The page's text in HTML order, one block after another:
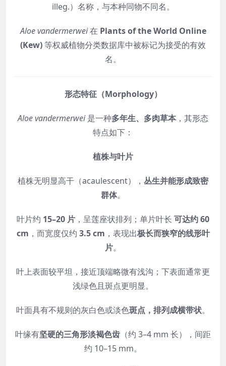
illeg.）名称，与本种同物不同名。
Aloe vandermerwei在 Plants of the World Online
(Kew) 等权威植物分类数据库中被标记为接受的有效
名。
形态特征（Morphology）
Aloe vandermerwei是一种多年生、多肉草本，其形态
特点如下：
植株与叶片
植株无明显高干（acaulescent）， 丛生并能形成致密
群体。
叶片约 15–20 片 ，呈莲座状排列；单片叶长 可达约 60
cm ，而宽度仅约 3.5 cm ，表现出极长而狭窄的线形叶
片。
叶上表面较平坦，接近顶端略微有浅沟；下表面通常更
浅绿色且斑点更明显。
叶面具有不规则的灰白色或淡色斑点，排列成横带状。
叶缘有坚硬的三角形淡褐色齿 （约 3–4 mm 长），间距
约 10–15 mm。